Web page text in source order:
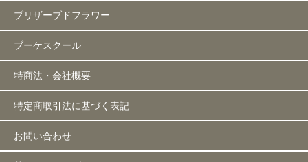
ブリザーブドフラワー
ブーケスクール
特商法・会社概要
特定商取引法に基づく表記
お問い合わせ